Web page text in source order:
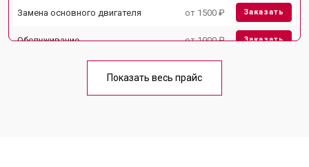
Замена основного двигателя от 1500 ₽ Заказать
Обслуживание от 1000 ₽ Заказать
Замена блока питания от 1000 ₽
Показать весь прайс